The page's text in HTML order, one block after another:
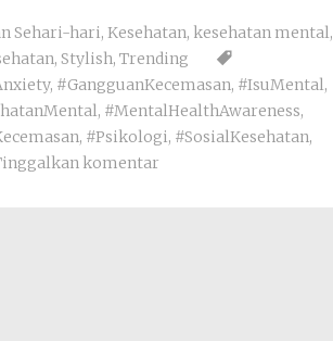
Sehari-hari, Kesehatan, kesehatan mental,
, Stylish, Trending
, #GangguanKecemasan, #IsuMental,
, #MentalHealthAwareness,
, #Psikologi, #SosialKesehatan,
komentar